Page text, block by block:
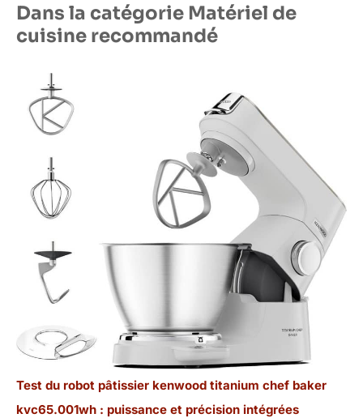
Dans la catégorie Matériel de
cuisine recommandé
Test du robot pâtissier kenwood titanium chef baker
kvc65.001wh : puissance et précision intégrées